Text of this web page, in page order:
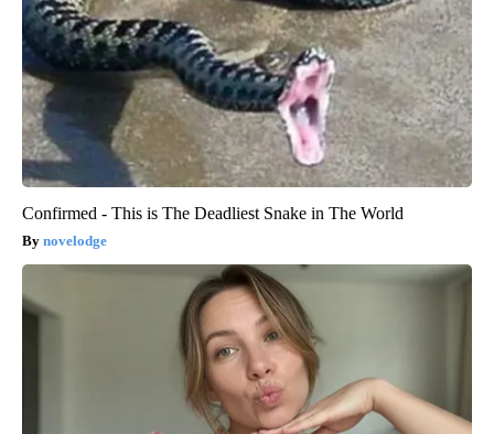
Confirmed - This is The Deadliest Snake in The World
novelodge